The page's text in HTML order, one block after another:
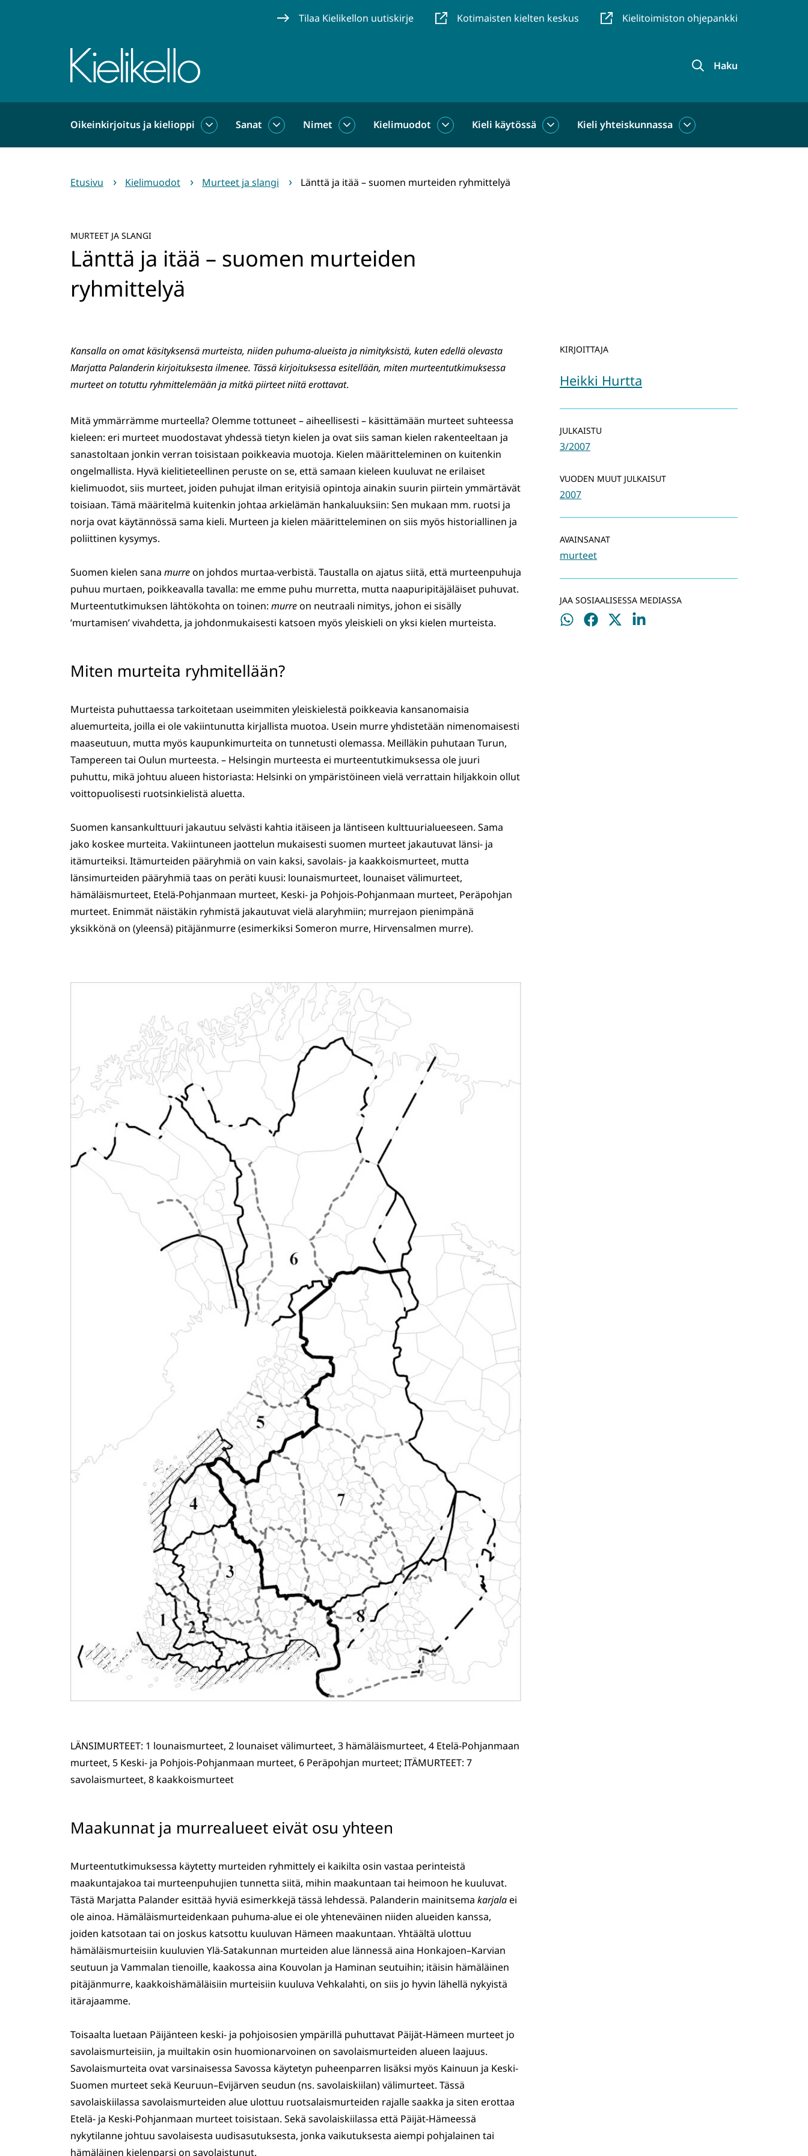
Tilaa Kielikellon uutiskirje Kotimaisten kielten keskus Kielitoimiston ohjepankki
Etusivu
Haku
Oikeinkirjoitus ja kielioppi
Oikeinkirjoitus
Sanat
Sanat
Nimet
NimetKielimuodot
KielimuodotKieli käytössä
Kieli
Kieli yhteiskunnassa
Kieli
Etusivu
Kielimuodot Murteet ja slangi Länttä ja itää – suomen murteiden ryhmittelyä
MURTEET JA SLANGI
Länttä ja itää – suomen murteiden
ryhmittelyä
KIRJOITTAJA
Heikki Hurtta
JULKAISTU
3/2007
VUODEN MUUT JULKAISUT
2007
AVAINSANAT
murteet
JAA SOSIAALISESSA MEDIASSA
Jaa
Jaa
Jaa
Jaa
Kansalla on omat käsityksensä murteista, niiden puhuma-alueista ja nimityksistä, kuten edellä olevasta
Marjatta Palanderin kirjoituksesta ilmenee. Tässä kirjoituksessa esitellään, miten murteentutkimuksessa
murteet on totuttu ryhmittelemään ja mitkä piirteet niitä erottavat.
Mitä ymmärrämme murteella? Olemme tottuneet – aiheellisesti – käsittämään murteet suhteessa
kieleen: eri murteet muodostavat yhdessä tietyn kielen ja ovat siis saman kielen rakenteeltaan ja
sanastoltaan jonkin verran toisistaan poikkeavia muotoja. Kielen määritteleminen on kuitenkin
ongelmallista. Hyvä kielitieteellinen peruste on se, että samaan kieleen kuuluvat ne erilaiset
kielimuodot, siis murteet, joiden puhujat ilman erityisiä opintoja ainakin suurin piirtein ymmärtävät
toisiaan. Tämä määritelmä kuitenkin johtaa arkielämän hankaluuksiin: Sen mukaan mm. ruotsi ja
norja ovat käytännössä sama kieli. Murteen ja kielen määritteleminen on siis myös historiallinen ja
poliittinen kysymys.
Suomen kielen sana murreon johdos murtaa-verbistä. Taustalla on ajatus siitä, että murteenpuhuja
puhuu murtaen, poikkeavalla tavalla: me emme puhu murretta, mutta naapuripitäjäläiset puhuvat.
Murteentutkimuksen lähtökohta on toinen: murreon neutraali nimitys, johon ei sisälly
’murtamisen’ vivahdetta, ja johdonmukaisesti katsoen myös yleiskieli on yksi kielen murteista.
Miten murteita ryhmitellään?
Murteista puhuttaessa tarkoitetaan useimmiten yleiskielestä poikkeavia kansanomaisia
aluemurteita, joilla ei ole vakiintunutta kirjallista muotoa. Usein murre yhdistetään nimenomaisesti
maaseutuun, mutta myös kaupunkimurteita on tunnetusti olemassa. Meilläkin puhutaan Turun,
Tampereen tai Oulun murteesta. – Helsingin murteesta ei murteentutkimuksessa ole juuri
puhuttu, mikä johtuu alueen historiasta: Helsinki on ympäristöineen vielä verrattain hiljakkoin ollut
voittopuolisesti ruotsinkielistä aluetta.
Suomen kansankulttuuri jakautuu selvästi kahtia itäiseen ja läntiseen kulttuurialueeseen. Sama
jako koskee murteita. Vakiintuneen jaottelun mukaisesti suomen murteet jakautuvat länsi- ja
itämurteiksi. Itämurteiden pääryhmiä on vain kaksi, savolais- ja kaakkoismurteet, mutta
länsimurteiden pääryhmiä taas on peräti kuusi: lounaismurteet, lounaiset välimurteet,
hämäläismurteet, Etelä-Pohjanmaan murteet, Keski- ja Pohjois-Pohjanmaan murteet, Peräpohjan
murteet. Enimmät näistäkin ryhmistä jakautuvat vielä alaryhmiin; murrejaon pienimpänä
yksikkönä on (yleensä) pitäjänmurre (esimerkiksi Someron murre, Hirvensalmen murre).
LÄNSIMURTEET: 1 lounaismurteet, 2 lounaiset välimurteet, 3 hämäläismurteet, 4 Etelä-Pohjanmaan
murteet, 5 Keski- ja Pohjois-Pohjanmaan murteet, 6 Peräpohjan murteet; ITÄMURTEET: 7
savolaismurteet, 8 kaakkoismurteet
Maakunnat ja murrealueet eivät osu yhteen
Murteentutkimuksessa käytetty murteiden ryhmittely ei kaikilta osin vastaa perinteistä
maakuntajakoa tai murteenpuhujien tunnetta siitä, mihin maakuntaan tai heimoon he kuuluvat.
Tästä Marjatta Palander esittää hyviä esimerkkejä tässä lehdessä. Palanderin mainitsema karjalaei
ole ainoa. Hämäläismurteidenkaan puhuma-alue ei ole yhteneväinen niiden alueiden kanssa,
joiden katsotaan tai on joskus katsottu kuuluvan Hämeen maakuntaan. Yhtäältä ulottuu
hämäläismurteisiin kuuluvien Ylä-Satakunnan murteiden alue lännessä aina Honkajoen–Karvian
seutuun ja Vammalan tienoille, kaakossa aina Kouvolan ja Haminan seutuihin; itäisin hämäläinen
pitäjänmurre, kaakkoishämäläisiin murteisiin kuuluva Vehkalahti, on siis jo hyvin lähellä nykyistä
itärajaamme.
Toisaalta luetaan Päijänteen keski- ja pohjoisosien ympärillä puhuttavat Päijät-Hämeen murteet jo
savolaismurteisiin, ja muiltakin osin huomionarvoinen on savolaismurteiden alueen laajuus.
Savolaismurteita ovat varsinaisessa Savossa käytetyn puheenparren lisäksi myös Kainuun ja Keski-
Suomen murteet sekä Keuruun–Evijärven seudun (ns. savolaiskiilan) välimurteet. Tässä
savolaiskiilassa savolaismurteiden alue ulottuu ruotsalaismurteiden rajalle saakka ja siten erottaa
Etelä- ja Keski-Pohjanmaan murteet toisistaan. Sekä savolaiskiilassa että Päijät-Hämeessä
nykytilanne johtuu savolaisesta uudisasutuksesta, jonka vaikutuksesta aiempi pohjalainen tai
hämäläinen kielenparsi on savolaistunut.